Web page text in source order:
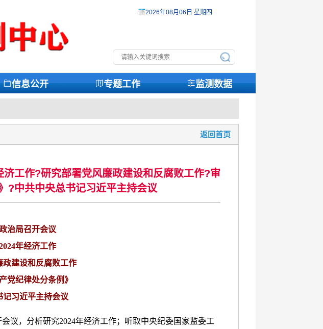
2026年08月06日 星期四
信息公开 专题工作 监测数据
返回首页
工作?研究部署党风廉政建设和反腐败工作?审
?中共中央总书记习近平主持会议
治局召开会议
年经济工作
政建设和反腐败工作
党纪律处分条例》
记习近平主持会议
议，分析研究2024年经济工作；听取中央纪委国家监委工